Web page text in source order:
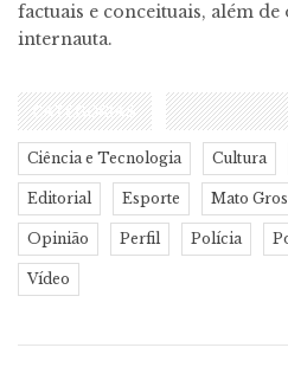
factuais e conceituais, além
internauta.
CATEGORIAS
Ciência e Tecnologia Cultura
Editorial Esporte Mato
Opinião Perfil Polícia
Vídeo